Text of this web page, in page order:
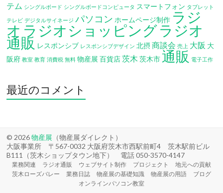
テム シングルボード シングルボードコンピュータ スマートフォン タブレット
テレビ デジタルサイネージ パソコン ホームページ制作 ラジ
オ ラジオショッピングラジオ
通販 レスポンシブ レスポンシブデザイン 北摂 商談会 売上 大阪 大
阪府 教室 教育 消費税 無料 物産展 百貨店 茨木 茨木市 通販 電子工作
最近のコメント
© 2026物産展 （物産展ダイレクト）
大阪事業所 〒567-0032 大阪府茨木市西駅前町4 茨木駅前ビル
B111（茨木ショップタウン地下） 電話 050-3570-4147
業務関連 ラジオ通販 ウェブサイト制作 プロジェクト
地元への貢献
茨木ローズバレー
業務日誌 物産展の基礎知識 物産展の用語
ブログ
オンラインパソコン教室